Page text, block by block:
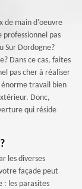
de main d'oeuvre
pas
Sur Dordogne?
Dans ce cas, faites
pas cher à réaliser
travail bien
Donc,
qui réside
les diverses
façade peut
: les parasites